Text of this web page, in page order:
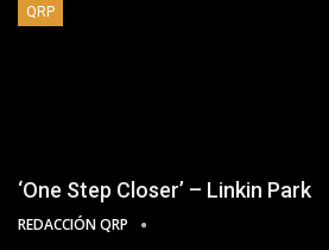
QRP
‘One Step Closer’ – Linkin Park
REDACCIÓN QRP